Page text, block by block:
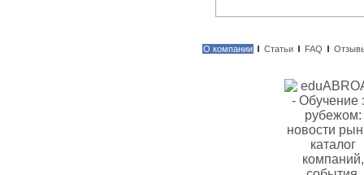
О компании Статьи FAQ